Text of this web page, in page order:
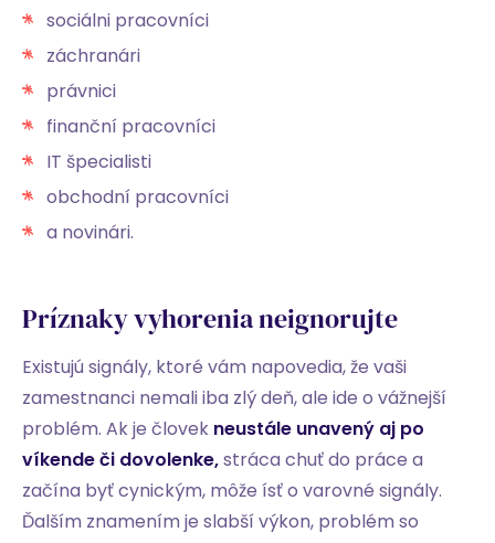
sociálni pracovníci
záchranári
právnici
finanční pracovníci
IT špecialisti
obchodní pracovníci
a novinári.
Príznaky vyhorenia neignorujte
Existujú signály, ktoré vám napovedia, že vaši
zamestnanci nemali iba zlý deň, ale ide o vážnejší
problém. Ak je človek neustále unavený aj po
víkende či dovolenke,stráca chuť do práce a
začína byť cynickým, môže ísť o varovné signály.
Ďalším znamením je slabší výkon, problém so